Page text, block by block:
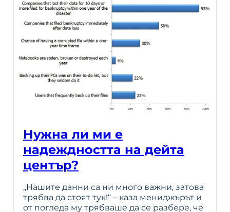
Нужна ли ми е
надеждността на дейта
център?
„Нашите данни са ни много важни, затова
трябва да стоят тук!“ – каза мениджърът и
от погледа му трябваше да се разбере, че